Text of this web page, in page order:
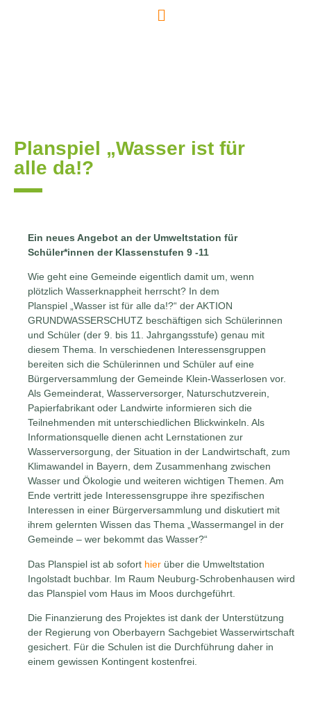
Planspiel „Wasser ist für
alle da!?
Ein neues Angebot an der Umweltstation für
Schüler*innen der Klassenstufen 9 -11
Wie geht eine Gemeinde eigentlich damit um, wenn
plötzlich Wasserknappheit herrscht? In dem
Planspiel „Wasser ist für alle da!?“ der AKTION
GRUNDWASSERSCHUTZ beschäftigen sich Schülerinnen
und Schüler (der 9. bis 11. Jahrgangsstufe) genau mit
diesem Thema. In verschiedenen Interessensgruppen
bereiten sich die Schülerinnen und Schüler auf eine
Bürgerversammlung der Gemeinde Klein-Wasserlosen vor.
Als Gemeinderat, Wasserversorger, Naturschutzverein,
Papierfabrikant oder Landwirte informieren sich die
Teilnehmenden mit unterschiedlichen Blickwinkeln. Als
Informationsquelle dienen acht Lernstationen zur
Wasserversorgung, der Situation in der Landwirtschaft, zum
Klimawandel in Bayern, dem Zusammenhang zwischen
Wasser und Ökologie und weiteren wichtigen Themen. Am
Ende vertritt jede Interessensgruppe ihre spezifischen
Interessen in einer Bürgerversammlung und diskutiert mit
ihrem gelernten Wissen das Thema „Wassermangel in der
Gemeinde – wer bekommt das Wasser?“
Das Planspiel ist ab sofort hier über die Umweltstation
Ingolstadt buchbar. Im Raum Neuburg-Schrobenhausen wird
das Planspiel vom Haus im Moos durchgeführt.
Die Finanzierung des Projektes ist dank der Unterstützung
der Regierung von Oberbayern Sachgebiet Wasserwirtschaft
gesichert. Für die Schulen ist die Durchführung daher in
einem gewissen Kontingent kostenfrei.